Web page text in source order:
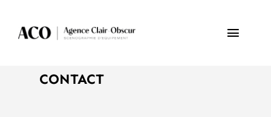
contenu
PROJETSCONTACT